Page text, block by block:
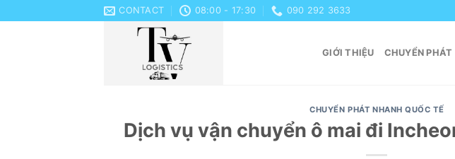
to
CONTACT 08:00 - 17:30 090 292 3633
GIỚI THIỆU CHUYỂN PHÁT
CHUYỂN PHÁT NHANH QUỐC TẾ
Dịch vụ vận chuyển ô mai đi